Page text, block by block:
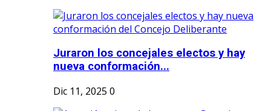
Juraron los concejales electos y hay
nueva conformación...
Dic 11, 2025 0